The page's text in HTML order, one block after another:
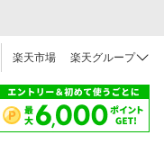
楽天市場 楽天グループ